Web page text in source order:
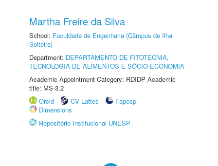
Martha Freire da Silva
School: Faculdade de Engenharia (Câmpus de Ilha
Solteira)
Department: DEPARTAMENTO DE FITOTECNIA,
TECNOLOGIA DE ALIMENTOS E SÓCIO-ECONOMIA
Academic Appointment Category: RDIDP Academic
title: MS-3.2
Orcid
CV Lattes
Fapesp
Dimensions
Repositório Institucional UNESP